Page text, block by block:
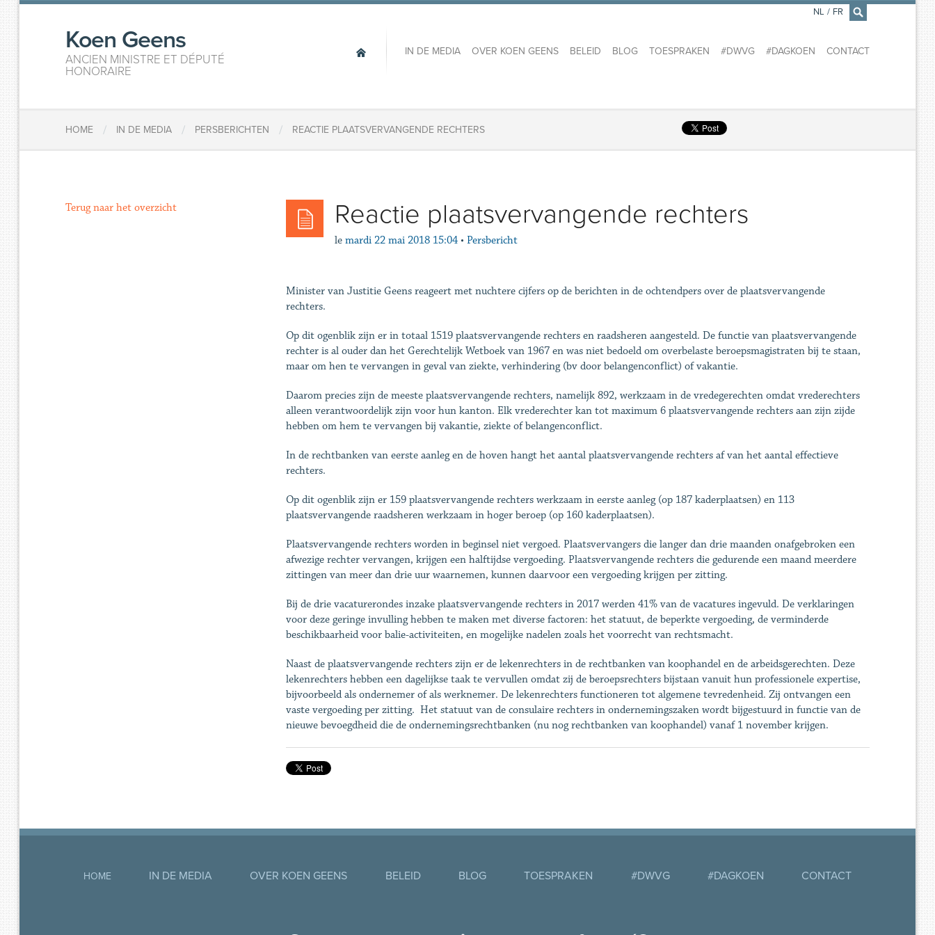
×
Koen Geens
ANCIEN MINISTRE ET DÉPUTÉ
HONORAIRE
IN DE MEDIA OVER KOEN GEENS BELEID BLOG TOESPRAKEN #DWVG #DAGKOEN CONTACT
NL / FR
HOME / IN DE MEDIA / PERSBERICHTEN / REACTIE PLAATSVERVANGENDE RECHTERS
Reactie plaatsvervangende rechters
le mardi 22 mai 2018 15:04 • Persbericht
Minister van Justitie Geens reageert met nuchtere cijfers op de berichten in de ochtendpers over de plaatsvervangende
rechters.
Op dit ogenblik zijn er in totaal 1519 plaatsvervangende rechters en raadsheren aangesteld. De functie van plaatsvervangende
rechter is al ouder dan het Gerechtelijk Wetboek van 1967 en was niet bedoeld om overbelaste beroepsmagistraten bij te staan,
maar om hen te vervangen in geval van ziekte, verhindering (bv door belangenconflict) of vakantie.
Daarom precies zijn de meeste plaatsvervangende rechters, namelijk 892, werkzaam in de vredegerechten omdat vrederechters
alleen verantwoordelijk zijn voor hun kanton. Elk vrederechter kan tot maximum 6 plaatsvervangende rechters aan zijn zijde
hebben om hem te vervangen bij vakantie, ziekte of belangenconflict.
In de rechtbanken van eerste aanleg en de hoven hangt het aantal plaatsvervangende rechters af van het aantal effectieve
rechters.
Op dit ogenblik zijn er 159 plaatsvervangende rechters werkzaam in eerste aanleg (op 187 kaderplaatsen) en 113
plaatsvervangende raadsheren werkzaam in hoger beroep (op 160 kaderplaatsen).
Plaatsvervangende rechters worden in beginsel niet vergoed. Plaatsvervangers die langer dan drie maanden onafgebroken een
afwezige rechter vervangen, krijgen een halftijdse vergoeding. Plaatsvervangende rechters die gedurende een maand meerdere
zittingen van meer dan drie uur waarnemen, kunnen daarvoor een vergoeding krijgen per zitting.
Bij de drie vacaturerondes inzake plaatsvervangende rechters in 2017 werden 41% van de vacatures ingevuld. De verklaringen
voor deze geringe invulling hebben te maken met diverse factoren: het statuut, de beperkte vergoeding, de verminderde
beschikbaarheid voor balie-activiteiten, en mogelijke nadelen zoals het voorrecht van rechtsmacht.
Naast de plaatsvervangende rechters zijn er de lekenrechters in de rechtbanken van koophandel en de arbeidsgerechten. Deze
lekenrechters hebben een dagelijkse taak te vervullen omdat zij de beroepsrechters bijstaan vanuit hun professionele expertise,
bijvoorbeeld als ondernemer of als werknemer. De lekenrechters functioneren tot algemene tevredenheid. Zij ontvangen een
vaste vergoeding per zitting. Het statuut van de consulaire rechters in ondernemingszaken wordt bijgestuurd in functie van de
nieuwe bevoegdheid die de ondernemingsrechtbanken (nu nog rechtbanken van koophandel) vanaf 1 november krijgen.
Terug naar het overzicht
HOME IN DE MEDIA OVER KOEN GEENS BELEID BLOG TOESPRAKEN #DWVG #DAGKOEN CONTACT